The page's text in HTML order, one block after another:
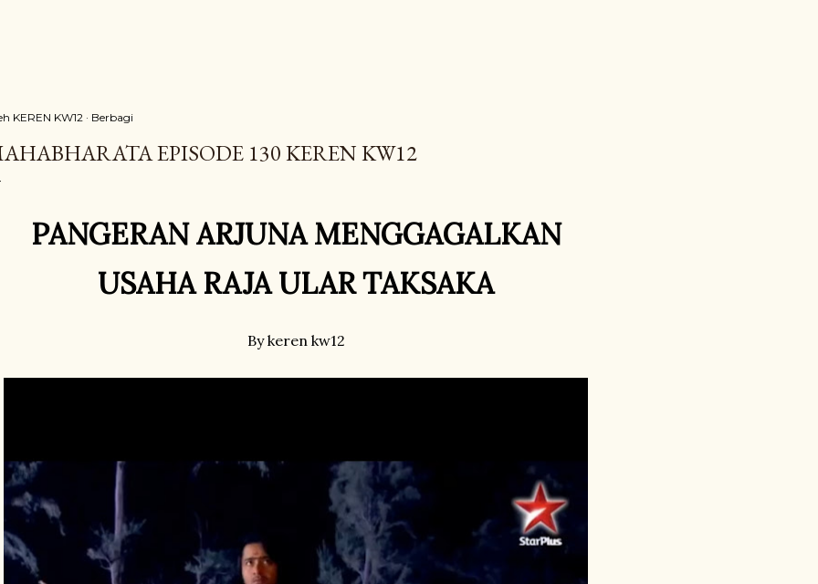
KEREN KW12 Berbagi
EPISODE 130 KEREN KW12
PANGERAN ARJUNA MENGGAGALKAN
USAHA RAJA ULAR TAKSAKA
By keren kw12